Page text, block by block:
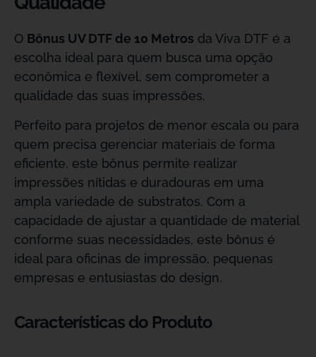
O Bônus UV DTF de 10 Metros da Viva DTF é a
escolha ideal para quem busca uma opção
econômica e flexível, sem comprometer a
qualidade das suas impressões.
Perfeito para projetos de menor escala ou para
quem precisa gerenciar materiais de forma
eficiente, este bônus permite realizar
impressões nítidas e duradouras em uma
ampla variedade de substratos. Com a
capacidade de ajustar a quantidade de material
conforme suas necessidades, este bônus é
ideal para oficinas de impressão, pequenas
empresas e entusiastas do design.
Características do Produto